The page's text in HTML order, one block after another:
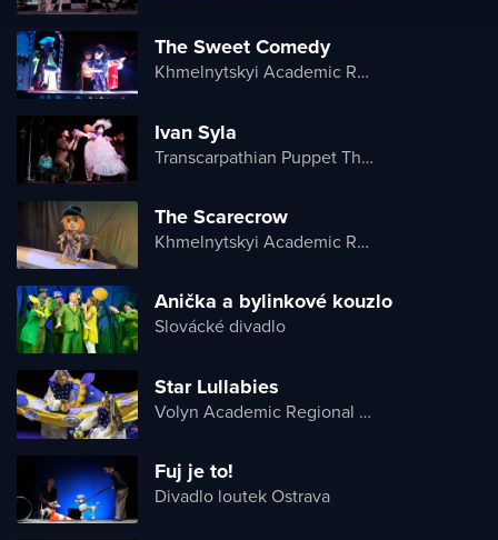
The Sweet Comedy
Khmelnytskyi Academic Regional Puppet Theater
Ivan Syla
Transcarpathian Puppet Theatre „Bavka“
The Scarecrow
Khmelnytskyi Academic Regional Puppet Theater
Anička a bylinkové kouzlo
Slovácké divadlo
Star Lullabies
Volyn Academic Regional Puppet Theater
Fuj je to!
Divadlo loutek Ostrava